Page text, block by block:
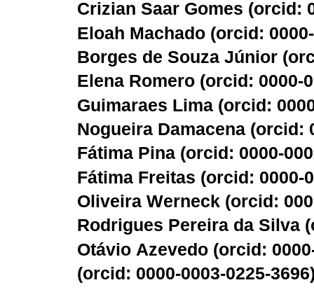
Crizian Saar Gomes (orcid:
Eloah Machado (orcid:
Borges de Souza Júnior (
Elena Romero (orcid: 0000-
Guimaraes Lima (orcid:
Nogueira Damacena (orcid:
Fátima Pina (orcid: 0000-
Fátima Freitas (orcid: 0000-
Oliveira Werneck (orcid:
Rodrigues Pereira da Silva (
Otávio Azevedo (orcid:
(orcid: 0000-0003-0225-3696